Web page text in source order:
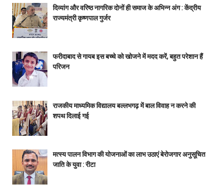
दिव्यांग और वरिष्ठ नागरिक दोनों ही समाज के अभिन्न अंग : केंद्रीय
राज्यमंत्री कृष्णपाल गुर्जर
फरीदाबाद से गायब इस बच्चे को खोजने में मदद करें, बहुत परेशान हैं
परिजन
राजकीय माध्यमिक विद्यालय बल्लभगढ़ में बाल विवाह न करने की
शपथ दिलाई गई
मत्स्य पालन विभाग की योजनाओं का लाभ उठाएं बेरोजगार अनुसूचित
जाति के युवा : रीटा